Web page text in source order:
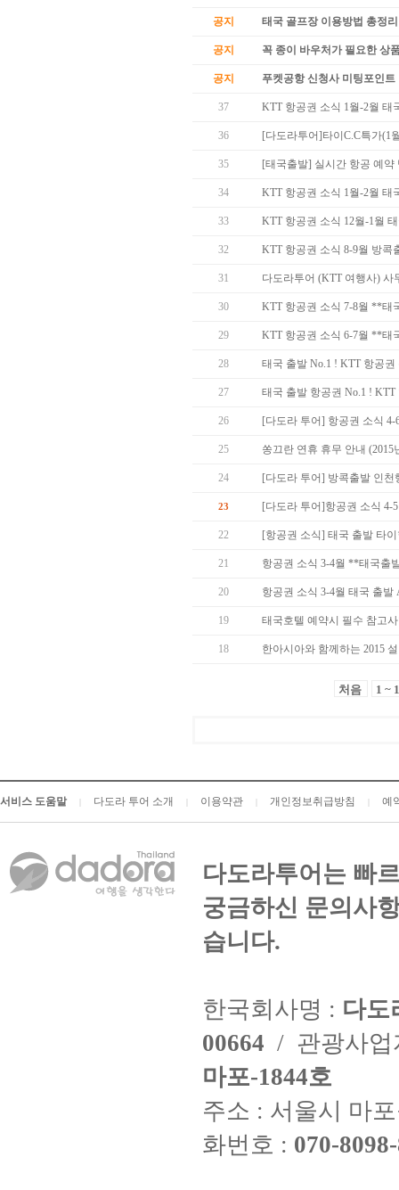
공지 태국 골프장 이용방법 총정리
공지 꼭 종이 바우처가 필요한 상
공지 푸켓공항 신청사 미팅포인트
37 KTT 항공권 소식 1월-2월 태
36 [다도라투어]타이C.C특가(1
35 [태국출발] 실시간 항공 예
34 KTT 항공권 소식 1월-2월 태
33 KTT 항공권 소식 12월-1월
32 KTT 항공권 소식 8-9월 방콕
31 다도라투어 (KTT 여행사) 사
30 KTT 항공권 소식 7-8월 **
29 KTT 항공권 소식 6-7월 **
28 태국 출발 No.1 ! KTT 항공
27 태국 출발 항공권 No.1 !
26 [다도라 투어] 항공권 소식
25 쏭끄란 연휴 휴무 안내 (2015
24 [다도라 투어] 방콕출발 인
23 [다도라 투어]항공권 소식
22 [항공권 소식] 태국 출발 타
21 항공권 소식 3-4월 **태국출
20 항공권 소식 3-4월 태국 출발
19 태국호텔 예약시 필수 참고
18 한아시아와 함께하는 2015
처음 1 ~
서비스 도움말 다도라 투어 소개 이용약관 개인정보취급방침 예
다도라투어는 빠
궁금하신 문의사
습니다.
한국회사명 : 다도
00664 / 관광사
마포-1844호
주소 : 서울시 마
화번호 : 070-